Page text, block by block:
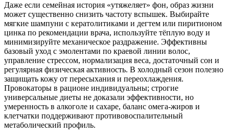
Даже если семейная история «утяжеляет» фон, образ жизни
может существенно снизить частоту вспышек. Выбирайте
мягкие шампуни с кератолитиками и дегтем или пиритионом
цинка по рекомендации врача, используйте тёплую воду и
минимизируйте механическое раздражение. Эффективны
базовый уход с эмолентами по краевой линии волос,
управление стрессом, нормализация веса, достаточный сон и
регулярная физическая активность. В холодный сезон полезно
защищать кожу от пересыхания и переохлаждения.
Провокаторы в рационе индивидуальны; строгие
универсальные диеты не доказали эффективности, но
умеренность в алкоголе и сахаре, баланс омега‑жиров и
клетчатки поддерживают противовоспалительный
метаболический профиль.